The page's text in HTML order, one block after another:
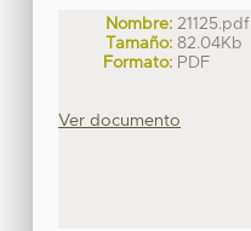
Nombre: 21125.pdf
Tamaño: 82.04Kb
Formato: PDF
Ver documento